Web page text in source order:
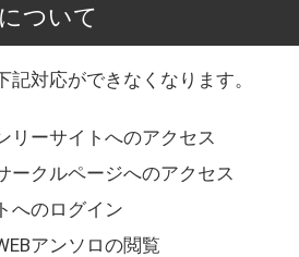
ついて
対応ができなくなります。
リーサイトへのアクセス
ークルページへのアクセス
へのログイン
アンソロの閲覧